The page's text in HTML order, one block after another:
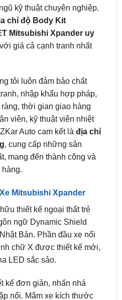
Mitsubishi Xpander uy
giá cả cạnh tranh nhất
tôi luôn đảm bảo chất
thời gian giao hàng
viên, kỹ thuật viên nhiệt
Auto cam kết làđịa chỉ
, cung cấp những sản
mang đến thành công và
Mitsubishi Xpander
ngữ Dynamic Shield
Bản. Phần đầu xe nổi
chữ X được thiết kế mới,
LED sắc sảo.
kế đơn giản, nhấn nhá
với 2 tông màu bắt mắt.
điện, gập điện tích hợp